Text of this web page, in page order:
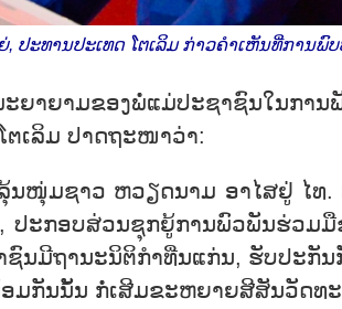
ປະທານປະເທດ ໂຕເລິມ ກ່າວ​ຄຳ​ເຫັນ​ທີ່​ການ​ພົບ​
ຍາ​ຍາມ​ຂອງ​ພໍ່​ແມ່​ປະ​ຊາ​ຊົນ​ໃນ​ກາ
ຕ​ເລ​ິມ ປາດ​ຖະ​ໜາ​ວ່າ:
ນ​ໜຸ່ມ​ຊ​າວ ຫວຽດ​ນາມ ອາ​ໄສ​ຢູ່ ໄທ.
ະ​ກອບ​ສ່ວນ​ຊຸກ​ຍູ້​ການ​ພົວ​ພັນ​ຮ່ວມ​ມື​
ນ​ມີ​ຖາ​ນະ​ນິ​ຕິ​ກຳ​​ທີ່ນ​ແກ່ນ, ຮັບ​ປະ​ກັນ​
ອມ​ກັນ​ນັ້ນ ກໍ່ເສີມ​ຂະ​ຫຍາຍ​ສີ​ສັ​ນ​ວັດ​ທ